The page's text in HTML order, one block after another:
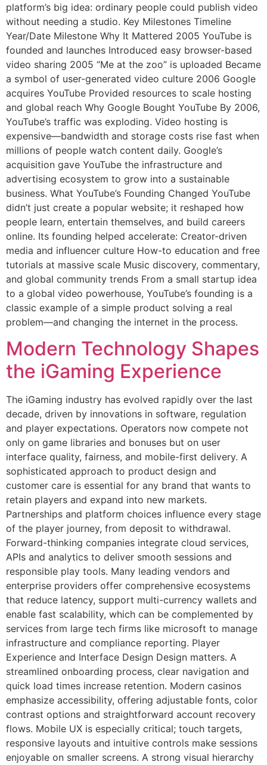
platform’s big idea: ordinary people could publish video
without needing a studio. Key Milestones Timeline
Year/Date Milestone Why It Mattered 2005 YouTube is
founded and launches Introduced easy browser-based
video sharing 2005 “Me at the zoo” is uploaded Became
a symbol of user-generated video culture 2006 Google
acquires YouTube Provided resources to scale hosting
and global reach Why Google Bought YouTube By 2006,
YouTube’s traffic was exploding. Video hosting is
expensive—bandwidth and storage costs rise fast when
millions of people watch content daily. Google’s
acquisition gave YouTube the infrastructure and
advertising ecosystem to grow into a sustainable
business. What YouTube’s Founding Changed YouTube
didn’t just create a popular website; it reshaped how
people learn, entertain themselves, and build careers
online. Its founding helped accelerate: Creator-driven
media and influencer culture How-to education and free
tutorials at massive scale Music discovery, commentary,
and global community trends From a small startup idea
to a global video powerhouse, YouTube’s founding is a
classic example of a simple product solving a real
problem—and changing the internet in the process.
Modern Technology Shapes
the iGaming Experience
The iGaming industry has evolved rapidly over the last
decade, driven by innovations in software, regulation
and player expectations. Operators now compete not
only on game libraries and bonuses but on user
interface quality, fairness, and mobile-first delivery. A
sophisticated approach to product design and
customer care is essential for any brand that wants to
retain players and expand into new markets.
Partnerships and platform choices influence every stage
of the player journey, from deposit to withdrawal.
Forward-thinking companies integrate cloud services,
APIs and analytics to deliver smooth sessions and
responsible play tools. Many leading vendors and
enterprise providers offer comprehensive ecosystems
that reduce latency, support multi-currency wallets and
enable fast scalability, which can be complemented by
services from large tech firms like microsoft to manage
infrastructure and compliance reporting. Player
Experience and Interface Design Design matters. A
streamlined onboarding process, clear navigation and
quick load times increase retention. Modern casinos
emphasize accessibility, offering adjustable fonts, color
contrast options and straightforward account recovery
flows. Mobile UX is especially critical; touch targets,
responsive layouts and intuitive controls make sessions
enjoyable on smaller screens. A strong visual hierarchy